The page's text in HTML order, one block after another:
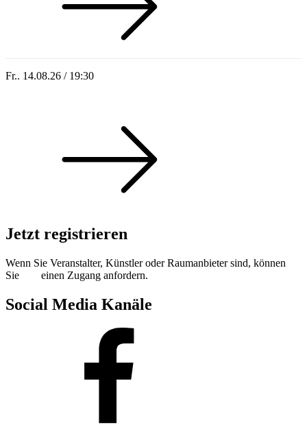
Fr.. 14.08.26 / 19:30
Jetzt registrieren
Wenn Sie Veranstalter, Künstler oder Raumanbieter sind, können
Sie
einen Zugang anfordern.
Social Media Kanäle